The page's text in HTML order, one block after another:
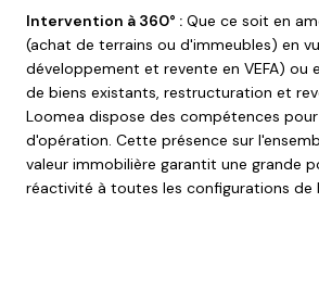
Intervention à 360° : Que ce soit en
(achat de terrains ou d'immeubles) en
développement et revente en VEFA) ou
de biens existants, restructuration et
Loomea dispose des compétences
d'opération. Cette présence sur
valeur immobilière garantit une grande
réactivité à toutes les configurations de